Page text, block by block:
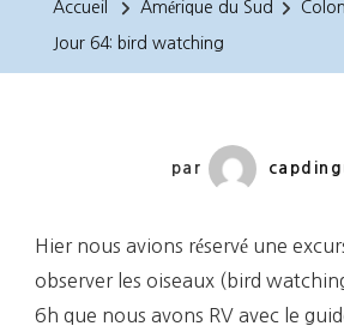
Accueil Amérique du Sud
Jour 64: bird watching
par
Hier nous avions réservé une
observer les oiseaux (bird
6h que nous avons RV avec le